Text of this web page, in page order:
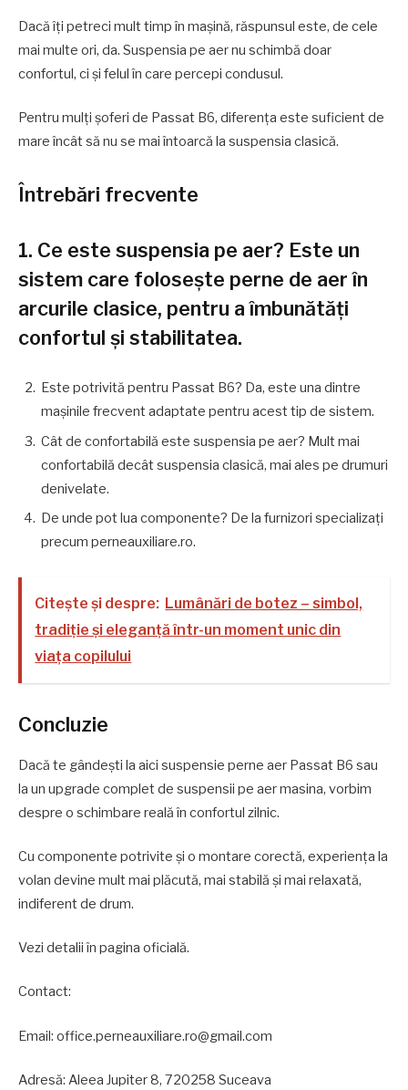
Dacă îți petreci mult timp în mașină, răspunsul este, de cele
mai multe ori, da. Suspensia pe aer nu schimbă doar
confortul, ci și felul în care percepi condusul.
Pentru mulți șoferi de Passat B6, diferența este suficient de
mare încât să nu se mai întoarcă la suspensia clasică.
Întrebări frecvente
1. Ce este suspensia pe aer? Este un
sistem care folosește perne de aer în
arcurile clasice, pentru a îmbunătăți
confortul și stabilitatea.
Este potrivită pentru Passat B6? Da, este una dintre
mașinile frecvent adaptate pentru acest tip de sistem.
Cât de confortabilă este suspensia pe aer? Mult mai
confortabilă decât suspensia clasică, mai ales pe drumuri
denivelate.
De unde pot lua componente? De la furnizori specializați
precum perneauxiliare.ro.
Citește și despre: Lumânări de botez – simbol,
tradiție și eleganță într-un moment unic din
viața copilului
Concluzie
Dacă te gândești la aici suspensie perne aer Passat B6 sau
la un upgrade complet de suspensii pe aer masina, vorbim
despre o schimbare reală în confortul zilnic.
Cu componente potrivite și o montare corectă, experiența la
volan devine mult mai plăcută, mai stabilă și mai relaxată,
indiferent de drum.
Vezi detalii în pagina oficială.
Contact:
Email: office.perneauxiliare.ro@gmail.com
Adresă: Aleea Jupiter 8, 720258 Suceava